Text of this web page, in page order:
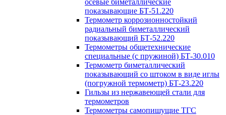
осевые биметаллические
показывающие БТ-51.220
Термометр коррозионностойкий
радиальный биметаллический
показывающий БТ-52.220
Термометры общетехнические
специальные (с пружиной) БТ-30.010
Термометр биметаллический
показывающий со штоком в виде иглы
(погружной термометр) БТ-23.220
Гильзы из нержавеющей стали для
термометров
Термометры самопишущие ТГС